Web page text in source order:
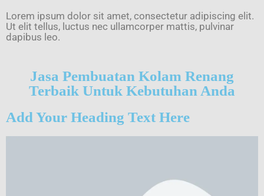
Lorem ipsum dolor sit amet, consectetur adipiscing elit.
Ut elit tellus, luctus nec ullamcorper mattis, pulvinar
dapibus leo.
Jasa Pembuatan Kolam Renang
Terbaik Untuk Kebutuhan Anda
Add Your Heading Text Here